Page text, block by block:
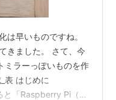
は早いものですね。
きました。 さて、今
ミラーっぽいものを作
表 はじめに
「Raspberry Pi（ラ